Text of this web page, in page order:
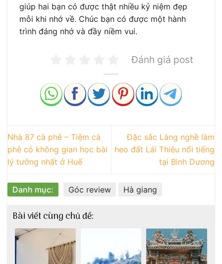
giúp hai bạn có được thật nhiều kỷ niệm đẹp
mỗi khi nhớ về. Chúc bạn có được một hành
trình đáng nhớ và đầy niềm vui.
Đánh giá post
Nhà 87 cà phê – Tiệm cà
phê có không gian học bài
lý tưởng nhất ở Huế
Đặc sắc Làng nghề làm
heo đất Lái Thiêu nổi tiếng
tại Bình Dương
Danh mục: Góc review Hà giang
Bài viết cùng chủ đề: